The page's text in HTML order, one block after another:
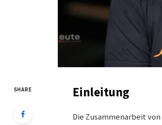
SHARE Einleitung
Die Zusammenarbeit von